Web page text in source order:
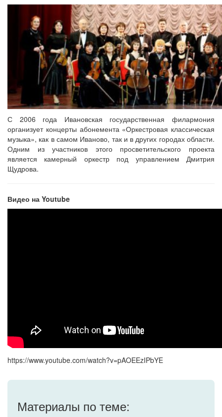
С 2006 года Ивановская государственная филармония
организует концерты абонемента «Оркестровая классическая
музыка», как в самом Иваново, так и в других городах области.
Одним из участников этого просветительского проекта
является камерный оркестр под управлением Дмитрия
Щудрова.
Видео на Youtube
https://www.youtube.com/watch?v=pAOEEzIPbYE
Материалы по теме: